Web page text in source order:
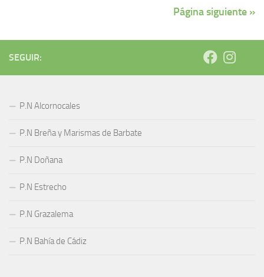
Página siguiente »
SEGUIR:
P.N Alcornocales
P.N Breña y Marismas de Barbate
P.N Doñana
P.N Estrecho
P.N Grazalema
P.N Bahía de Cádiz